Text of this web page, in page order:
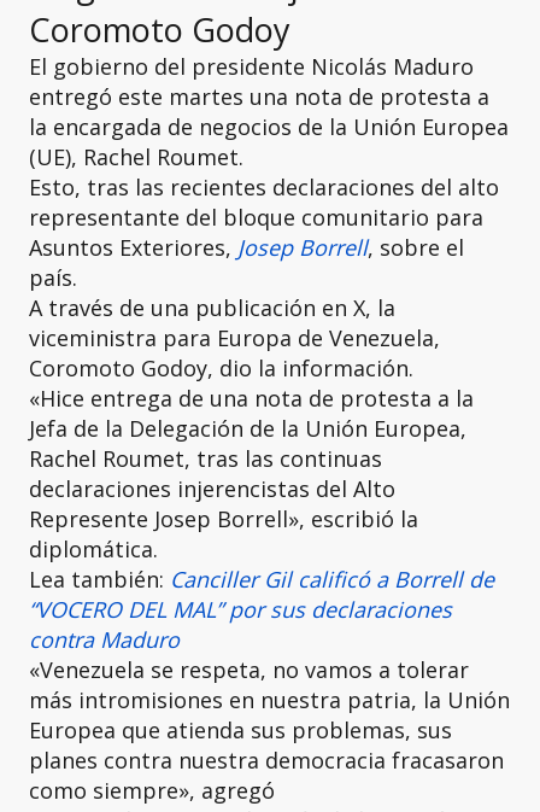
Coromoto Godoy
El gobierno del presidente Nicolás Maduro
entregó este martes una nota de protesta a
la encargada de negocios de la Unión Europea
(UE), Rachel Roumet.
Esto, tras las recientes declaraciones del alto
representante del bloque comunitario para
Asuntos Exteriores, Josep Borrell, sobre el
país.
A través de una publicación en X, la
viceministra para Europa de Venezuela,
Coromoto Godoy, dio la información.
«Hice entrega de una nota de protesta a la
Jefa de la Delegación de la Unión Europea,
Rachel Roumet, tras las continuas
declaraciones injerencistas del Alto
Represente Josep Borrell», escribió la
diplomática.
Lea también: Canciller Gil calificó a Borrell de
“VOCERO DEL MAL” por sus declaraciones
contra Maduro
«Venezuela se respeta, no vamos a tolerar
más intromisiones en nuestra patria, la Unión
Europea que atienda sus problemas, sus
planes contra nuestra democracia fracasaron
como siempre», agregó